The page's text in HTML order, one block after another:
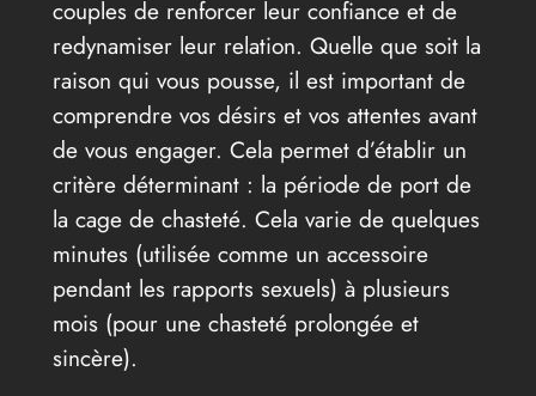
couples de renforcer leur confiance et de
redynamiser leur relation. Quelle que soit la
raison qui vous pousse, il est important de
comprendre vos désirs et vos attentes avant
de vous engager. Cela permet d’établir un
critère déterminant : la période de port de
la cage de chasteté. Cela varie de quelques
minutes (utilisée comme un accessoire
pendant les rapports sexuels) à plusieurs
mois (pour une chasteté prolongée et
sincère).